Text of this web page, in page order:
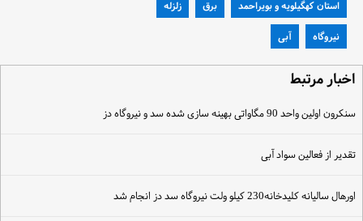
استان کهگیلویه و بویراحمد برق زلزله
نیروگاه آبی
اخبار مرتبط
سنکرون اولین واحد 90 مگاواتی بهینه سازی شده سد و نیروگاه دز
تقدیر از فعالین سواد آبی
اورهال سالیانه کلیدخانه230 کیلو ولت نیروگاه سد دز انجام شد